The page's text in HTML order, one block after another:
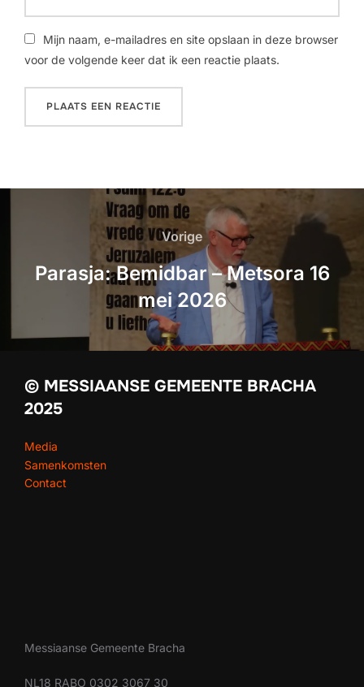
Mijn naam, e-mailadres en site opslaan in deze browser
voor de volgende keer dat ik een reactie plaats.
Vorige
Parasja: Bemidbar – Metsora 16
mei 2026
© MESSIAANSE GEMEENTE BRACHA
2025
Media
Samenkomsten
Contact
Messiaanse Gemeente Bracha
NL18 RABO 0302 3067 30